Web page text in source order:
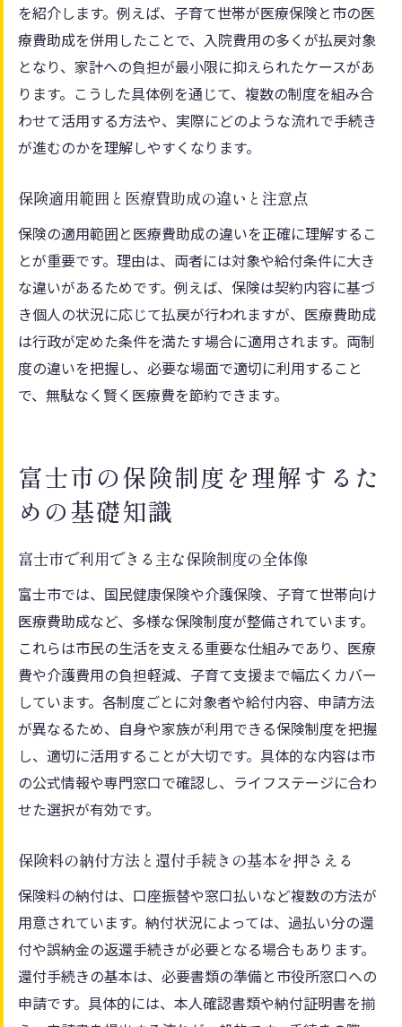
を紹介します。例えば、子育て世帯が医療保険と市の医
療費助成を併用したことで、入院費用の多くが払戻対象
となり、家計への負担が最小限に抑えられたケースがあ
ります。こうした具体例を通じて、複数の制度を組み合
わせて活用する方法や、実際にどのような流れで手続き
が進むのかを理解しやすくなります。
保険適用範囲と医療費助成の違いと注意点
保険の適用範囲と医療費助成の違いを正確に理解するこ
とが重要です。理由は、両者には対象や給付条件に大き
な違いがあるためです。例えば、保険は契約内容に基づ
き個人の状況に応じて払戻が行われますが、医療費助成
は行政が定めた条件を満たす場合に適用されます。両制
度の違いを把握し、必要な場面で適切に利用すること
で、無駄なく賢く医療費を節約できます。
富士市の保険制度を理解するた
めの基礎知識
富士市で利用できる主な保険制度の全体像
富士市では、国民健康保険や介護保険、子育て世帯向け
医療費助成など、多様な保険制度が整備されています。
これらは市民の生活を支える重要な仕組みであり、医療
費や介護費用の負担軽減、子育て支援まで幅広くカバー
しています。各制度ごとに対象者や給付内容、申請方法
が異なるため、自身や家族が利用できる保険制度を把握
し、適切に活用することが大切です。具体的な内容は市
の公式情報や専門窓口で確認し、ライフステージに合わ
せた選択が有効です。
保険料の納付方法と還付手続きの基本を押さえる
保険料の納付は、口座振替や窓口払いなど複数の方法が
用意されています。納付状況によっては、過払い分の還
付や誤納金の返還手続きが必要となる場合もあります。
還付手続きの基本は、必要書類の準備と市役所窓口への
申請です。具体的には、本人確認書類や納付証明書を揃